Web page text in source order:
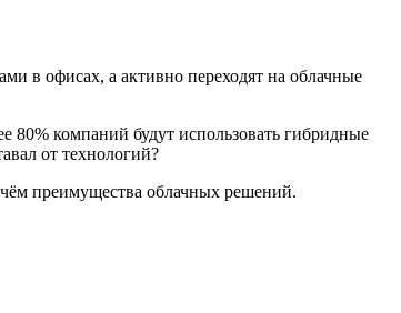
в офисах, а активно переходят на облачные
80% компаний будут использовать гибридные
от технологий?
преимущества облачных решений.